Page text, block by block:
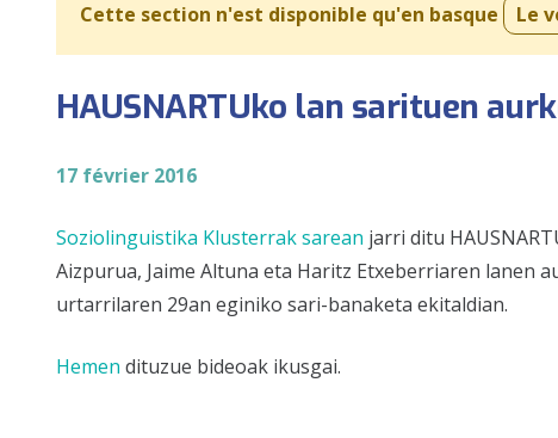
Cette section n'est disponible qu'en basque Le
HAUSNARTUko lan sarituen
17 février 2016
Soziolinguistika Klusterraksarean jarri ditu
Aizpurua, Jaime Altuna eta Haritz Etxeberriaren lanen
urtarrilaren 29an eginiko sari-banaketa ekitaldian.
Hemen dituzue bideoak ikusgai.